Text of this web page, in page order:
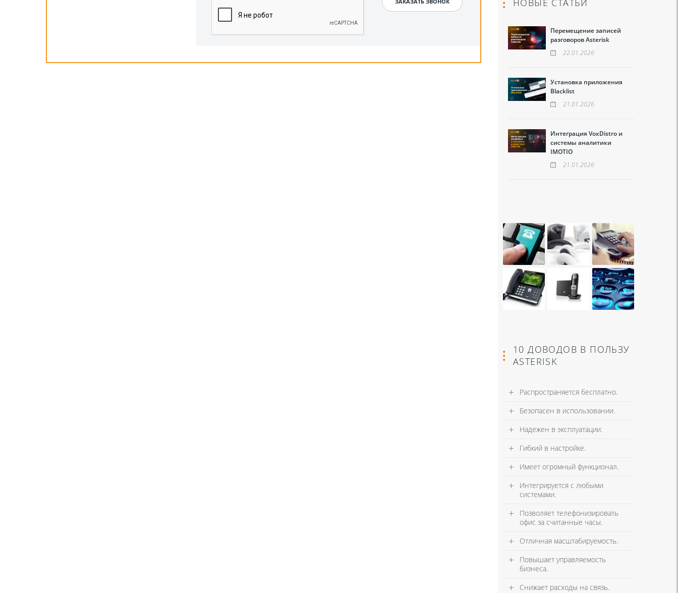
НОВЫЕ СТАТЬИ
Перемещение записей
разговоров Asterisk
22.01.2026
Установка приложения
Blacklist
21.01.2026
Интеграция VoxDistro и
системы аналитики
IMOTIO
21.01.2026
10 ДОВОДОВ В ПОЛЬЗУ
ASTERISK
Распространяется бесплатно.
Безопасен в использовании.
Надежен в эксплуатации.
Гибкий в настройке.
Имеет огромный функционал.
Интегрируется с любыми
системами.
Позволяет телефонизировать
офис за считанные часы.
Отличная масштабируемость.
Повышает управляемость
бизнеса.
Снижает расходы на связь.